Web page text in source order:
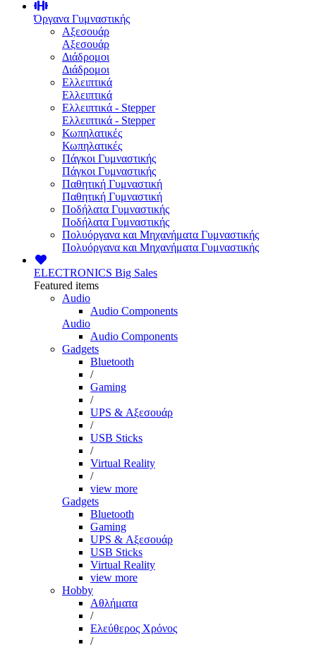
Όργανα Γυμναστικής
Αξεσουάρ
Αξεσουάρ
Διάδρομοι
Διάδρομοι
Ελλειπτικά
Ελλειπτικά
Ελλειπτικά - Stepper
Ελλειπτικά - Stepper
Κωπηλατικές
Κωπηλατικές
Πάγκοι Γυμναστικής
Πάγκοι Γυμναστικής
Παθητική Γυμναστική
Παθητική Γυμναστική
Ποδήλατα Γυμναστικής
Ποδήλατα Γυμναστικής
Πολυόργανα και Μηχανήματα Γυμναστικής
Πολυόργανα και Μηχανήματα Γυμναστικής
ELECTRONICS Big Sales
Featured items
Audio
Audio Components
Audio
Audio Components
Gadgets
Bluetooth
/
Gaming
/
UPS & Αξεσουάρ
/
USB Sticks
/
Virtual Reality
/
view more
Gadgets
Bluetooth
Gaming
UPS & Αξεσουάρ
USB Sticks
Virtual Reality
view more
Hobby
Αθλήματα
/
Ελεύθερος Χρόνος
/